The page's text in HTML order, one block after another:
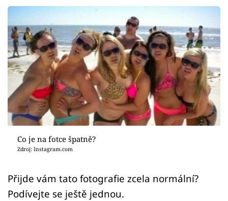
Virály
Sex a vztahy
Videa
Sledujte prima+
Přihlášení
Co je na fotce špatně?
Zdroj: Instagram.com
Přijde vám tato fotografie zcela normální?
Podívejte se ještě jednou.